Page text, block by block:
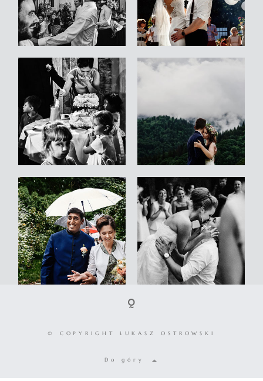
© COPYRIGHT ŁUKASZ OSTROWSKI
© COPYRIGHT ŁUKASZ OSTROWSKI
Do góry